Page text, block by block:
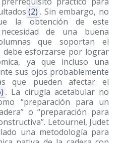
(2) . Sin embargo, no
la obtención de este
de una buena
que soportan el
debe esforzarse por lograr
ya que incluso una
sus ojos probablemente
que pueden afectar el
. La cirugía acetabular no
“preparación para un
o “preparación para
Letournel, Judet
una metodología para